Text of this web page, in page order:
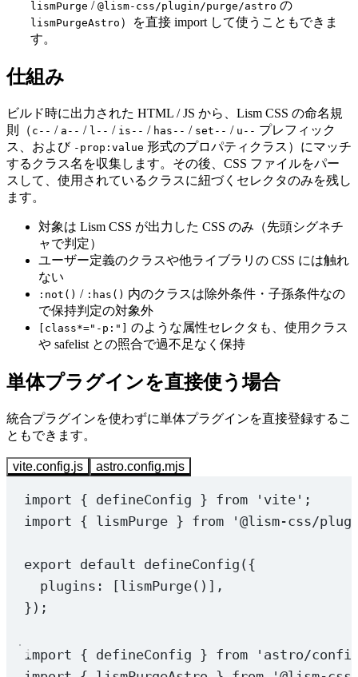
lismPurge / @lism-css/plugin/purge/astro の
lismPurgeAstro ）を直接 import して使うこともできま
す。
仕組み
ビルド時に出力された HTML / JS から、Lism CSS の命名規
則（ c-- / a-- / l-- / is-- / has-- / set-- / u-- プレフィック
ス、および -prop:value 形式のプロパティクラス）にマッチ
するクラス名を収集します。その後、CSS ファイルをパー
スして、使用されているクラスに紐づくセレクタのみを残し
ます。
対象は Lism CSS が出力した CSS のみ（先頭シグネチ
ャで判定）
ユーザー定義のクラスや他ライブラリの CSS には触れ
ない
:not() / :has() 内のクラスは除外条件・子孫条件なの
で保持判定の対象外
[class*="-p:"]
のような属性セレクタも、使用クラス
や safelist との照合で過不足なく保持
単体プラグインを直接使う場合
統合プラグインを使わずに単体プラグインを直接登録するこ
ともできます。
vite.config.js astro.config.mjs
import { defineConfig } from 'vite' ;
import { lismPurge } from '@lism-css/
export default defineConfig ({
plugins: [lismPurge()],
});
import { defineConfig } from
'astro/